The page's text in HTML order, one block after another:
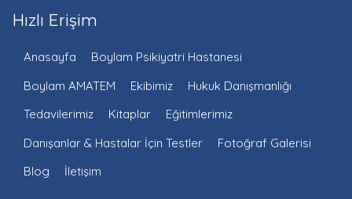
Hızlı Erişim
Anasayfa
Boylam Psikiyatri Hastanesi
Boylam AMATEM
Ekibimiz
Hukuk Danışmanlığı
Tedavilerimiz
Kitaplar
Eğitimlerimiz
Danışanlar & Hastalar İçin Testler
Fotoğraf Galerisi
Blog
İletişim